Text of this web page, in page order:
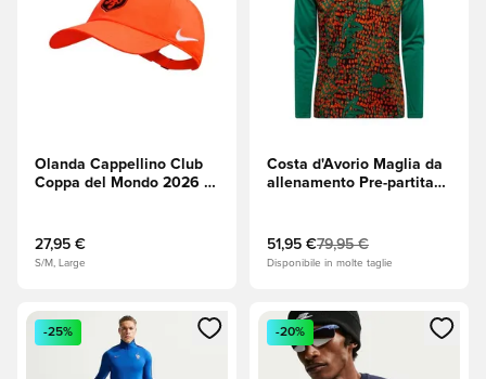
Olanda Cappellino Club
Coppa del Mondo 2026 -
27,95 €
S/M, Large
Costa d'Avorio Maglia da
allenamento Pre-partita
Verde/Marrone
51,95 €79,95 €
Disponibile in molte taglie
Apre una finestra modale per accedere o registrarsi come
-25%
Apre una finestra modale
-20%